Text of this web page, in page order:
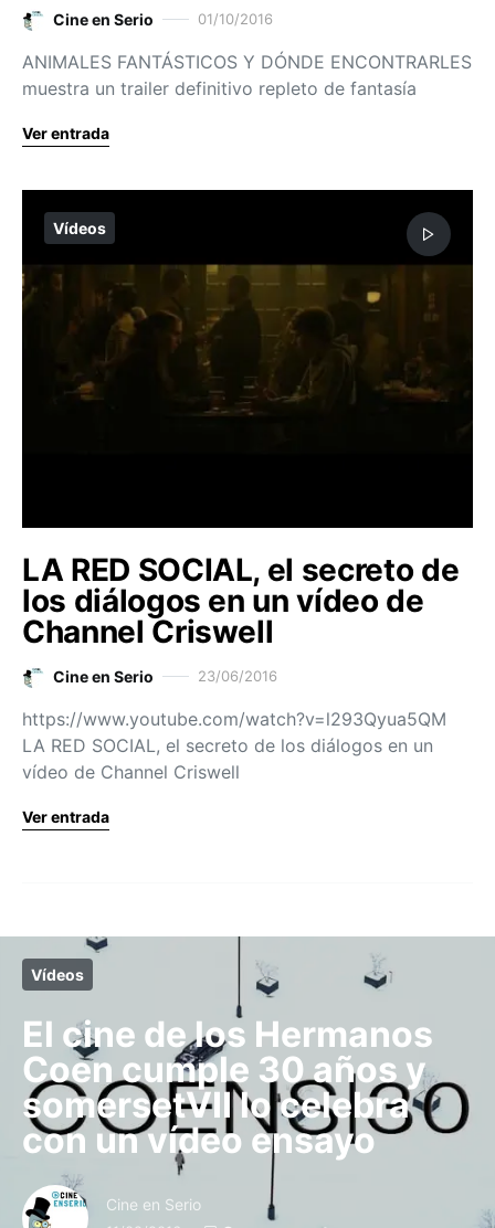
Cine en Serio 01/10/2016
ANIMALES FANTÁSTICOS Y DÓNDE ENCONTRARLES
muestra un trailer definitivo repleto de fantasía
Ver entrada
Vídeos
LA RED SOCIAL, el secreto de
los diálogos en un vídeo de
Channel Criswell
Cine en Serio 23/06/2016
https://www.youtube.com/watch?v=l293Qyua5QM
LA RED SOCIAL, el secreto de los diálogos en un
vídeo de Channel Criswell
Ver entrada
Vídeos
El cine de los Hermanos
Coen cumple 30 años y
somersetVII lo celebra
con un vídeo ensayo
Cine en Serio